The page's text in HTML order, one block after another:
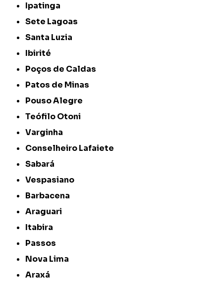
Ipatinga
Sete Lagoas
Santa Luzia
Ibirité
Poços de Caldas
Patos de Minas
Pouso Alegre
Teófilo Otoni
Varginha
Conselheiro Lafaiete
Sabará
Vespasiano
Barbacena
Araguari
Itabira
Passos
Nova Lima
Araxá